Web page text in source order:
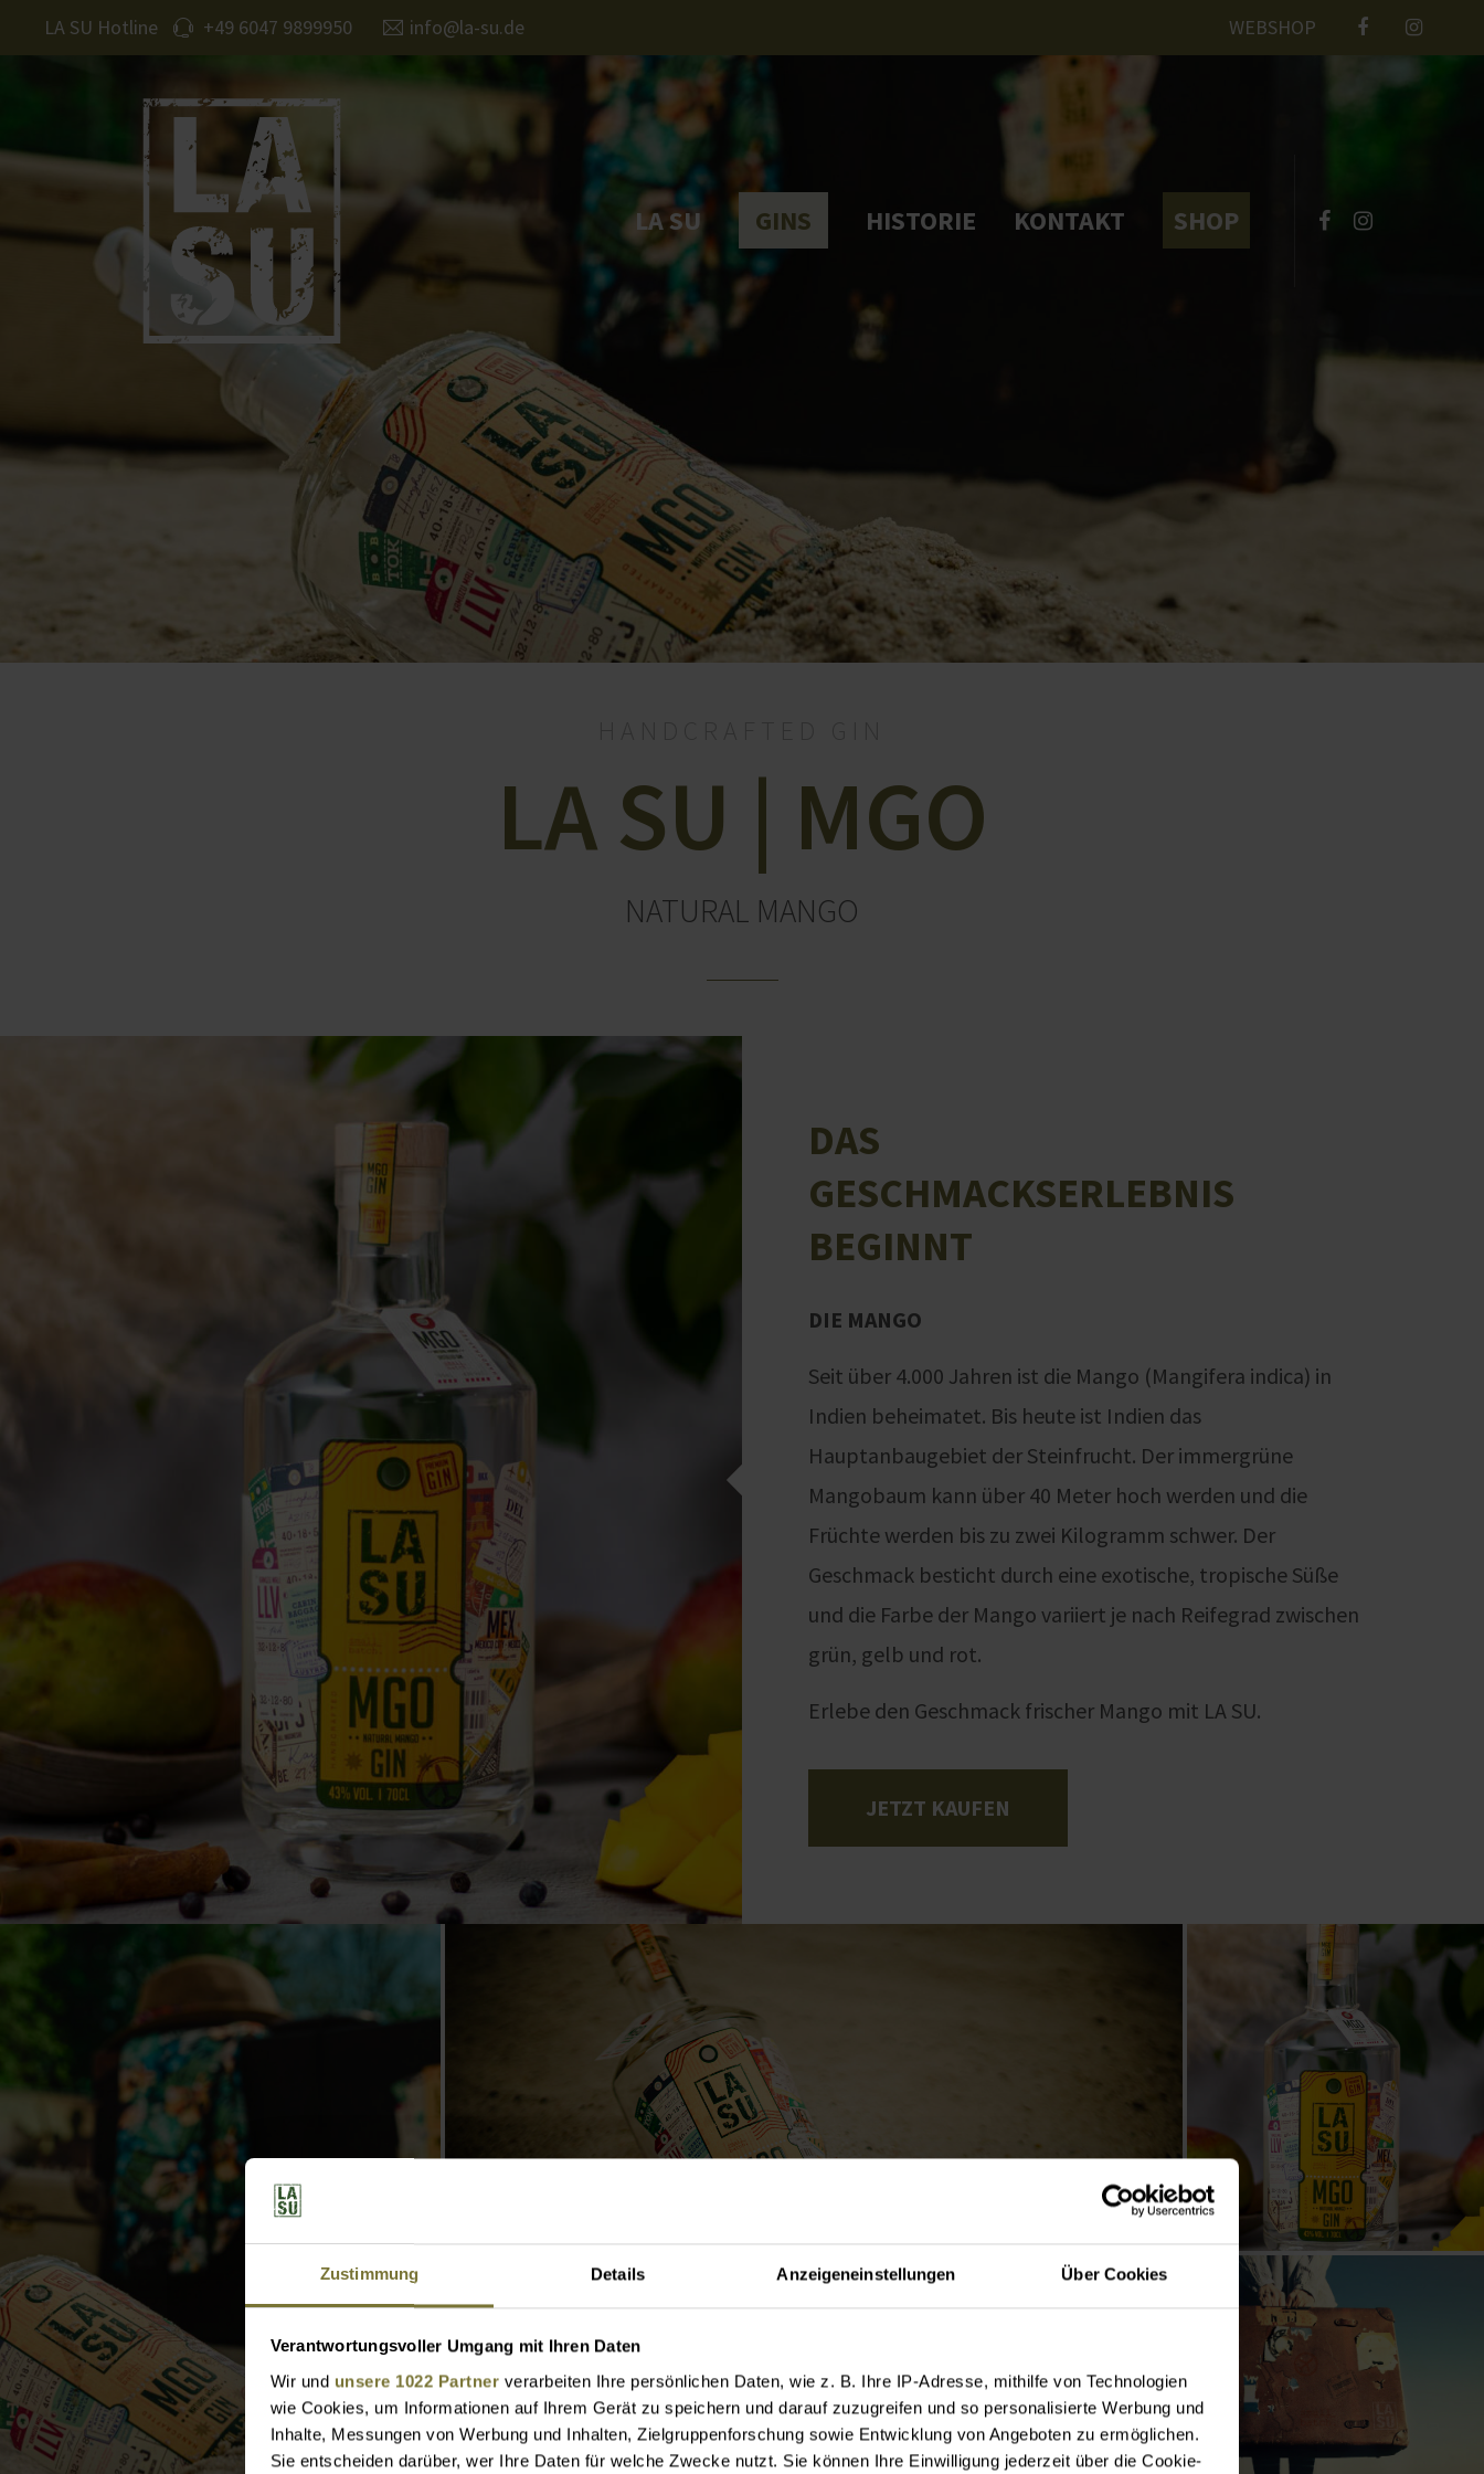
Zustimmung Details Anzeigeneinstellungen Über Cookies
Verantwortungsvoller Umgang mit Ihren Daten
Wir und unsere 1022 Partner verarbeiten Ihre persönlichen Daten, wie z. B. Ihre IP-Adresse, mithilfe von Technologien
wie Cookies, um Informationen auf Ihrem Gerät zu speichern und darauf zuzugreifen und so personalisierte Werbung und
Inhalte, Messungen von Werbung und Inhalten, Zielgruppenforschung sowie Entwicklung von Angeboten zu ermöglichen.
Sie entscheiden darüber, wer Ihre Daten für welche Zwecke nutzt. Sie können Ihre Einwilligung jederzeit über die Cookie-
Login
Benutzername
Passwort
Lost your password?
Support
Lorem ipsum dolor sit amet:
24h/ 365days
We offer support for our
customers
Mon - Fri 8:00am - 5:00pm
(GMT +1)
Get in touch
San Francisco, CA 94102
+44 1234 567 890
Drop us a line
About us
Lorem ipsum dolor sit amet,
consectetuer adipiscing elit.
Aenean commodo ligula eget
dolor. Aenean massa. Cum
nascetur ridiculus mus. Donec
LA SU Hotline +49 6047 9899950 info@la-su.de WEBSHOP
LA SU GINS HISTORIE KONTAKT SHOP
LA SU | MGO
NATURAL MANGO
DAS
GESCHMACKSERLEBNIS
BEGINNT
DIE MANGO
Seit über 4.000 Jahren ist die Mango (Mangifera indica) in
Indien beheimatet. Bis heute ist Indien das
Hauptanbaugebiet der Steinfrucht. Der immergrüne
Mangobaum kann über 40 Meter hoch werden und die
Früchte werden bis zu zwei Kilogramm schwer. Der
Geschmack besticht durch eine exotische, tropische Süße
und die Farbe der Mango variiert je nach Reifegrad zwischen
grün, gelb und rot.
Erlebe den Geschmack frischer Mango mit LA SU.
JETZT KAUFEN
LA SU für Dein Geschmackserlebnis, Deinen Moment,
Jeder Mensch, jede Begegnung, jeder Ort und jeder
Geschmack hinterlassen etwas in uns. Um die
Wacholderbeere mit neuen, fruchtigen